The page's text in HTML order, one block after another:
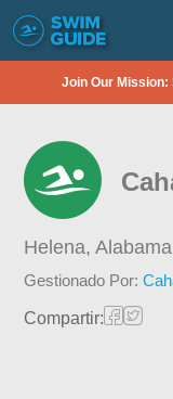
Join Our Mission:
Helena,Alabama
Gestionado Por:
Compartir: